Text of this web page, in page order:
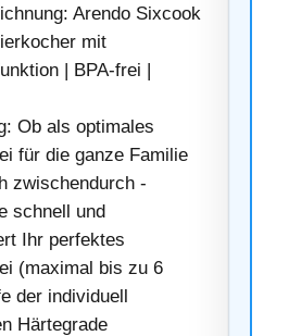
Arendo Sixcook
mit
| BPA-frei |
Ob als optimales
für die ganze Familie
zwischendurch -
schnell und
Ihr perfektes
(maximal bis zu 6
der individuell
Härtegrade